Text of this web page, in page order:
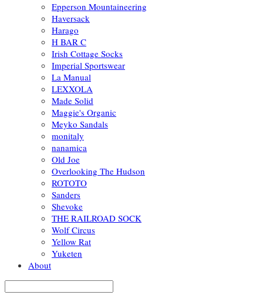
Epperson Mountaineering
Haversack
Harago
H BAR C
Irish Cottage Socks
Imperial Sportswear
La Manual
LEXXOLA
Made Solid
Maggie's Organic
Meyko Sandals
monitaly
nanamica
Old Joe
Overlooking The Hudson
ROTOTO
Sanders
Shevoke
THE RAILROAD SOCK
Wolf Circus
Yellow Rat
Yuketen
About